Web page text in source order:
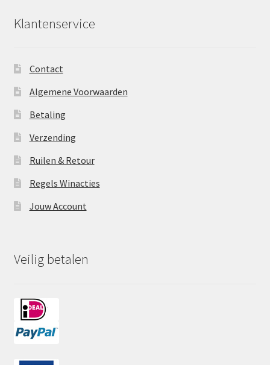
Klantenservice
Contact
Algemene Voorwaarden
Betaling
Verzending
Ruilen & Retour
Regels Winacties
Jouw Account
Veilig betalen